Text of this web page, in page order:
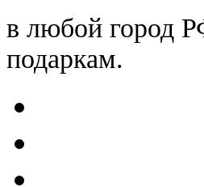
в любой город
подаркам.